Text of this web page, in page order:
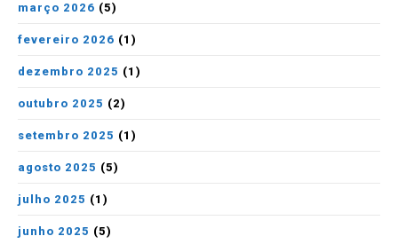
março 2026 (5)
fevereiro 2026 (1)
dezembro 2025 (1)
outubro 2025 (2)
setembro 2025 (1)
agosto 2025 (5)
julho 2025 (1)
junho 2025 (5)